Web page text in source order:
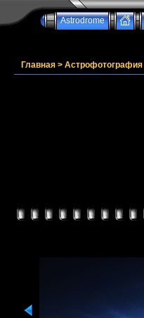
Astrodrome
Главная > Астрофотография